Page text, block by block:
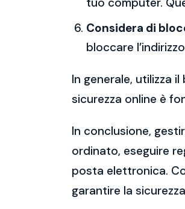
Considera di
bloccare
In generale, utilizza
sicurezza online è
In conclusione,
ordinato, eseguire
posta elettronica.
garantire la